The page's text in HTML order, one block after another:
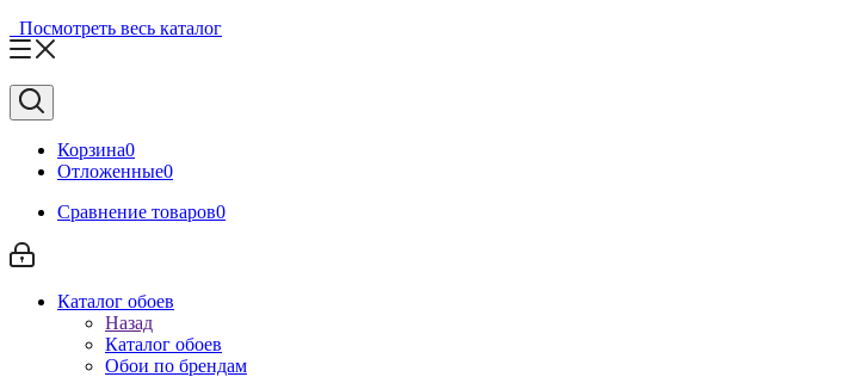
Посмотреть весь каталог
Корзина0
Отложенные0
Сравнение товаров0
Каталог обоев
Назад
Каталог обоев
Обои по брендам